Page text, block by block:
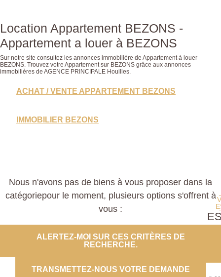
Location Appartement BEZONS -
Appartement a louer à BEZONS
Sur notre site consultez les annonces immobilière de Appartement à louer
BEZONS. Trouvez votre Appartement sur BEZONS grâce aux annonces
immobilières de AGENCE PRINCIPALE Houilles.
ACHAT / VENTE APPARTEMENT BEZONS
IMMOBILIER BEZONS
Nous n'avons pas de biens à vous proposer dans la
catégoriepour le moment, plusieurs options s'offrent à
vous :
ALERTEZ-MOI SUR CES CRITÈRES DE
RECHERCHE.
TRANSMETTEZ-NOUS VOTRE DEMANDE